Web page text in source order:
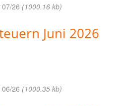
26 (1000.16 kb)
Juni 2026
26 (1000.35 kb)